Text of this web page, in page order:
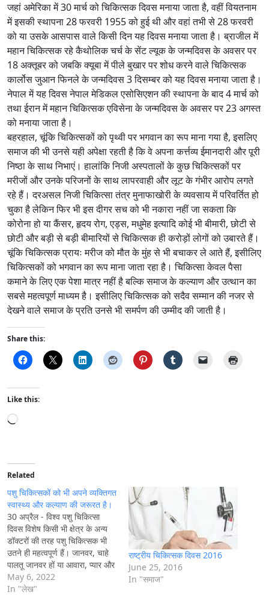
जहां अमेरिका में 30 मार्च को चिकित्सक दिवस मनाया जाता है, वहीं वियतनाम
में इसकी स्थापना 28 फरवरी 1955 को हुई थी और वहां तभी से 28 फरवरी
को या उसके आसपास वाले किसी दिन यह दिवस मनाया जाता है। ब्राजील में
महान चिकित्सक रहे कैथोलिक चर्च के सेंट ल्यूक के जन्मदिवस के अवसर पर
18 अक्तूबर को जबकि क्यूबा में पीले बुखार पर शोध करने वाले चिकित्सक
कार्लोस जुआन फिनले के जन्मदिवस 3 दिसम्बर को यह दिवस मनाया जाता है।
नेपाल में यह दिवस नेपाल मेडिकल एसोसिएशन की स्थापना के बाद 4 मार्च को
तथा ईरान में महान चिकित्सक एविसेना के जन्मदिवस के अवसर पर 23 अगस्त
को मनाया जाता है।
बहरहाल, चूंकि चिकित्सकों को पृथ्वी पर भगवान का रूप माना गया है, इसलिए
समाज की भी उनसे यही अपेक्षा रहती है कि वे अपना कर्त्तव्य ईमानदारी और पूरी
निष्ठा के साथ निभाएं। हालांकि निजी अस्पतालों के कुछ चिकित्सकों पर
मरीजों और उनके परिजनों के साथ लापरवाही और लूट के गंभीर आरोप लगते
रहे हैं। दरअसल निजी चिकित्सा तंत्र मुनाफाखोरी के व्यवसाय में परिवर्तित हो
चुका है लेकिन फिर भी इस दीगर सच को भी नकारा नहीं जा सकता कि
कोरोना हो या कैंसर, हृदय रोग, एड्स, मधुमेह इत्यादि कोई भी बीमारी, छोटी से
छोटी और बड़ी से बड़ी बीमारियों से चिकित्सक ही करोड़ों लोगों को उबारते हैं।
चूंकि चिकित्सक प्रायः मरीज को मौत के मुंह से भी बचाकर ले आते हैं, इसीलिए
चिकित्सकों को भगवान का रूप माना जाता रहा है। चिकित्सा केवल पैसा
कमाने के लिए एक पेशा मात्र नहीं है बल्कि समाज के कल्याण और उत्थान का
सबसे महत्वपूर्ण माध्यम है। इसीलिए चिकित्सक को सदैव सम्मान की नजर से
देखने वाले समाज के प्रति उनसे भी समर्पण की उम्मीद की जाती है।
Share this:
Like this:
L
d
i
n
g
…
Related
पशु चिकित्सकों को भी अपने व्यक्तिगत
स्वास्थ्य और कल्याण की जरूरत है।
30 अप्रैल - विश्व पशु चिकित्सा
दिवस विशेष किसी भी क्षेत्र के अन्य
डॉक्टरों की तरह पशु चिकित्सक भी
उतने ही महत्वपूर्ण हैं। जानवर, चाहे
पालतू जानवर हों या आवारा, प्यार और
देखभाल की जरूरत होती है। और यहीं
से पशु चिकित्सक बचाव के लिए आते
May 6, 2022
In "लेख"
राष्ट्रीय चिकित्सक दिवस 2016
June 25, 2016
In "समाज"